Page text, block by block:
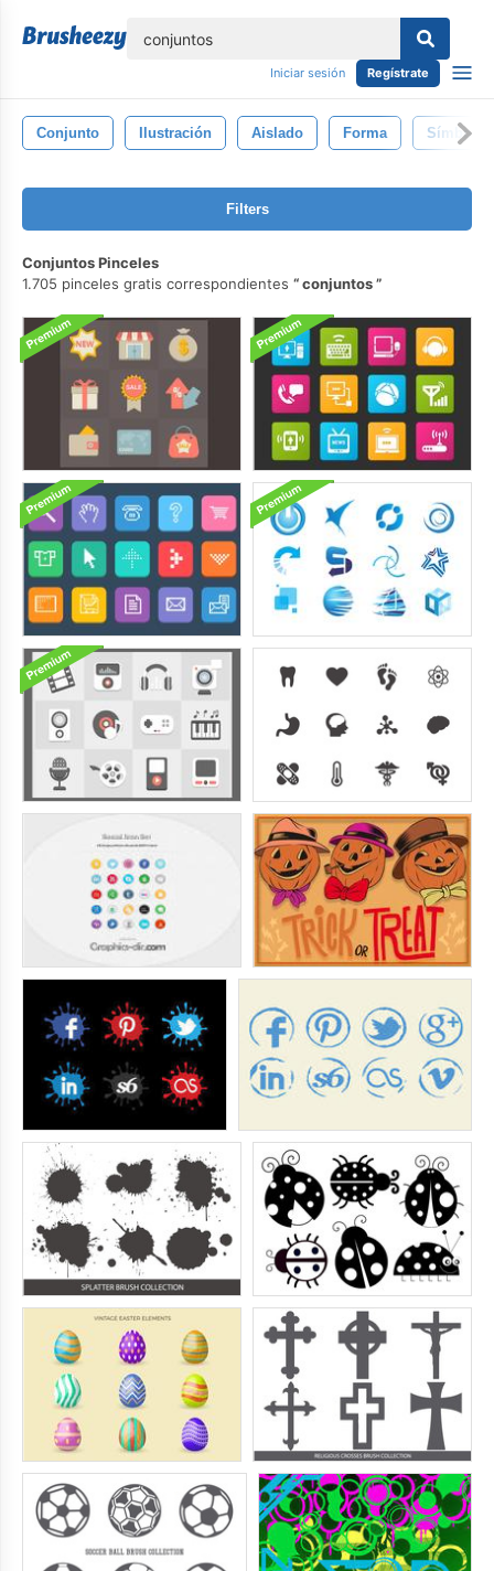
Iniciar sesión Regístrate
Conjunto Ilustración Aislado Forma Símbolo
Filters
Conjuntos Pinceles
1.705 pinceles gratis correspondientes
conjuntos